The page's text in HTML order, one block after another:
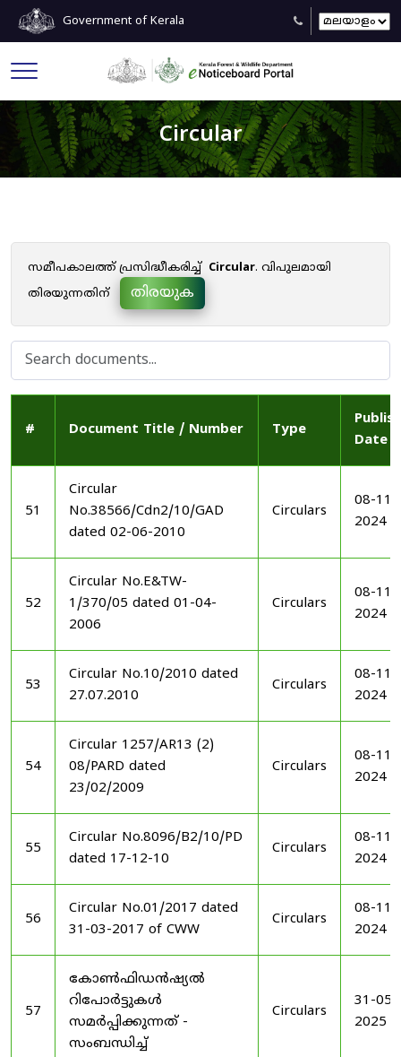
Government of Kerala
Circular
സമീപകാലത്ത് പ്രസിദ്ധീകരിച്ച് Circular. വിപുലമായി
തിരയുന്നതിന്
തിരയുക
# Document Title / Number Type
Date
51
Circular
No.38566/Cdn2/10/GAD
dated 02-06-2010
Circulars
08-11-
2024
52
Circular No.E&TW-
1/370/05 dated 01-04-
2006
Circulars
08-11-
2024
53
Circular No.10/2010 dated
27.07.2010
Circulars
08-11-
2024
54
Circular 1257/AR13 (2)
08/PARD dated
23/02/2009
Circulars
08-11-
2024
55
Circular No.8096/B2/10/PD
dated 17-12-10
Circulars
08-11-
2024
56
Circular No.01/2017 dated
31-03-2017 of CWW
Circulars
08-11-
2024
57
കോൺഫിഡൻഷ്യൽ
റിപോർട്ടുകൾ
സമർപ്പിക്കുന്നത് -
സംബന്ധിച്ച്
Circulars
31-05-
2025